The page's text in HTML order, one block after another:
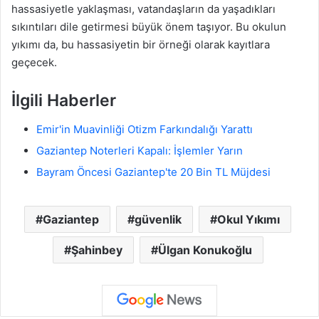
hassasiyetle yaklaşması, vatandaşların da yaşadıkları
sıkıntıları dile getirmesi büyük önem taşıyor. Bu okulun
yıkımı da, bu hassasiyetin bir örneği olarak kayıtlara
geçecek.
İlgili Haberler
Emir'in Muavinliği Otizm Farkındalığı Yarattı
Gaziantep Noterleri Kapalı: İşlemler Yarın
Bayram Öncesi Gaziantep'te 20 Bin TL Müjdesi
Gaziantep güvenlik Okul Yıkımı
Şahinbey Ülgan Konukoğlu